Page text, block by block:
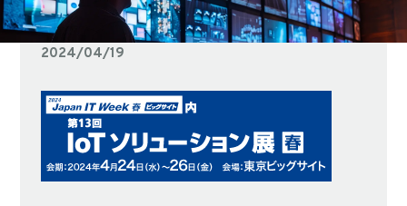
『Japan IT Week春』出展のお知らせ
2024/04/19